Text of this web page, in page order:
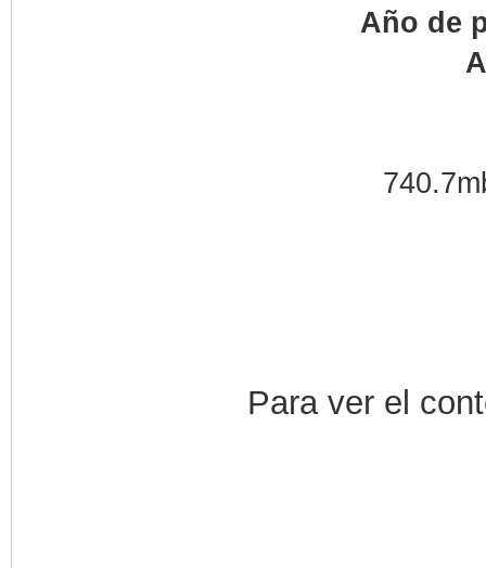
Año de
Para ver el